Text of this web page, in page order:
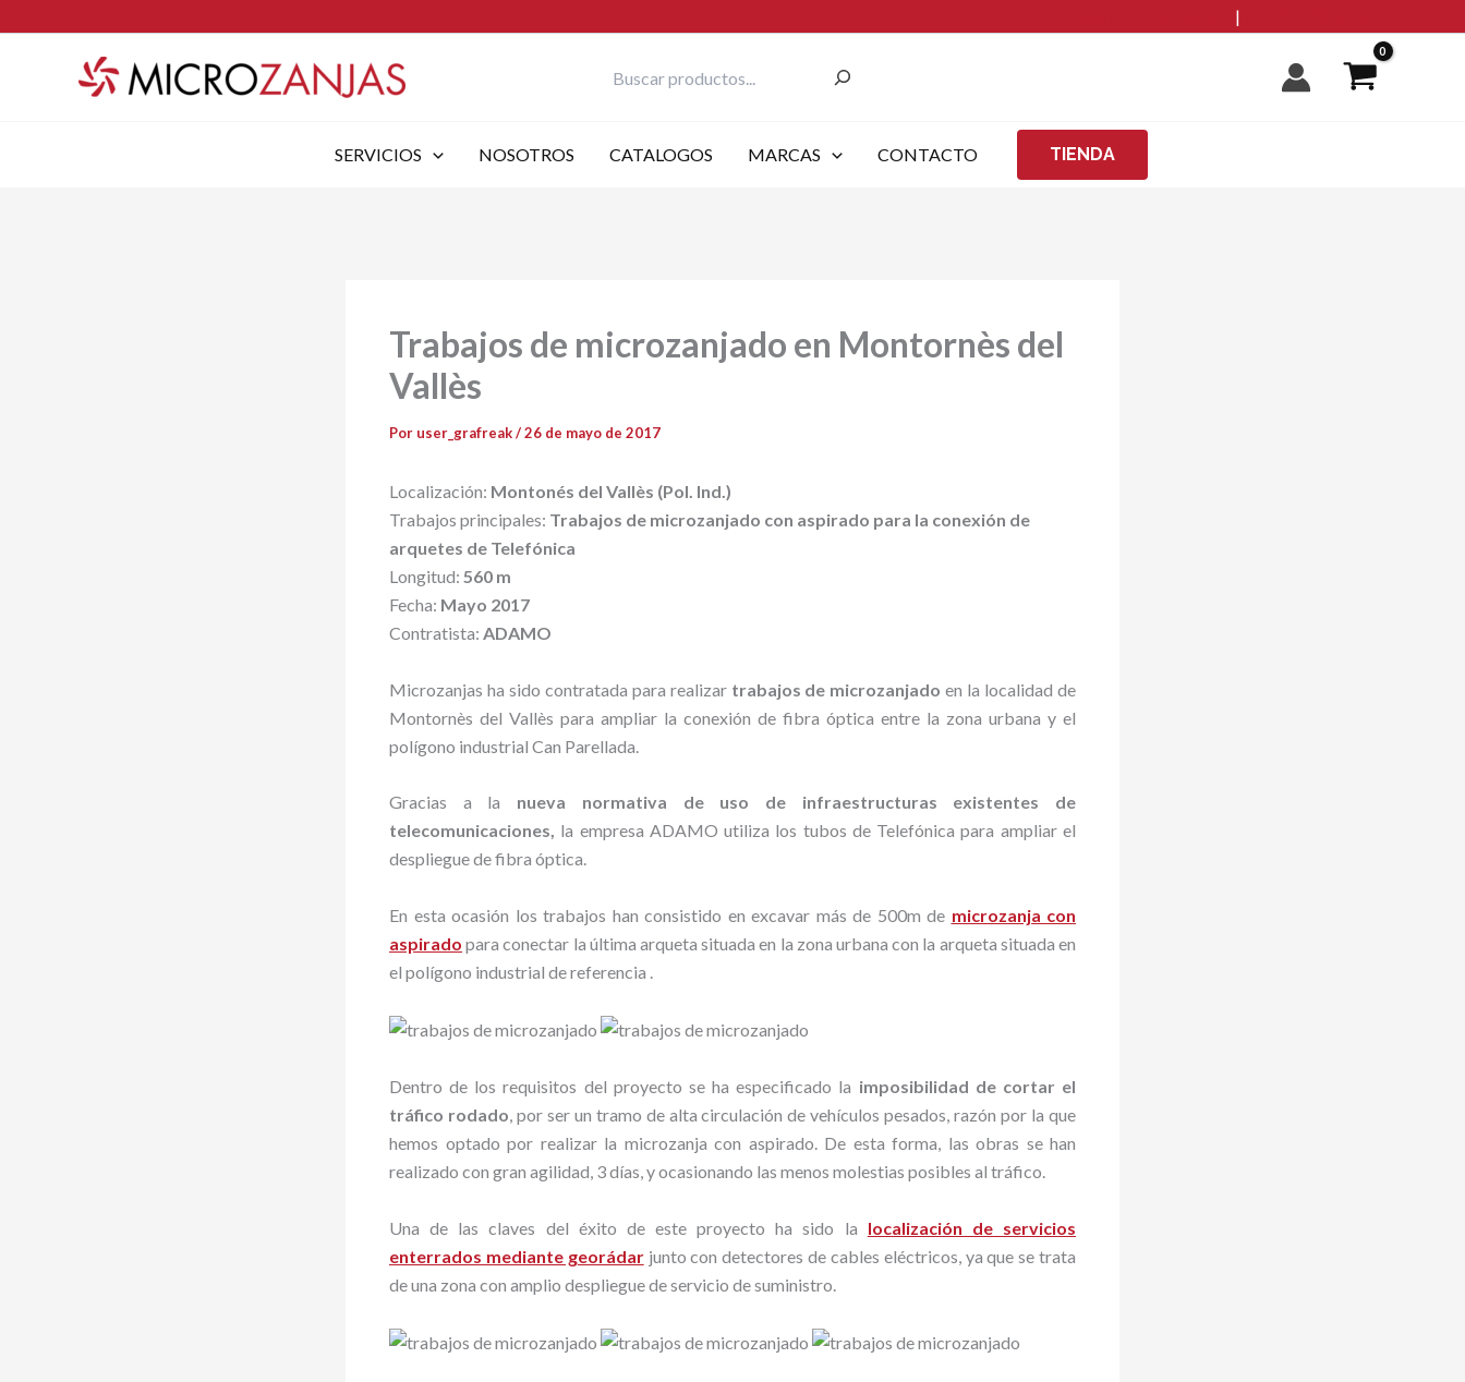
al
|
SERVICIOS NOSOTROS CATALOGOS MARCAS CONTACTO TIENDA
Trabajos de microzanjado en Montornès del
Vallès
Por user_grafreak/26 de mayo de 2017
Localización: Montonés del Vallès (Pol. Ind.)
Trabajos principales: Trabajos de microzanjado con aspirado para la conexión de
arquetes de Telefónica
Longitud: 560 m
Fecha: Mayo 2017
Contratista: ADAMO
Microzanjas ha sido contratada para realizar trabajos de microzanjado en la localidad de
Montornès del Vallès para ampliar la conexión de fibra óptica entre la zona urbana y el
polígono industrial Can Parellada.
Gracias a la nueva normativa de uso de infraestructuras existentes de
telecomunicaciones, la empresa ADAMO utiliza los tubos de Telefónica para ampliar el
despliegue de fibra óptica.
En esta ocasión los trabajos han consistido en excavar más de 500m de microzanja con
aspirado para conectar la última arqueta situada en la zona urbana con la arqueta situada en
el polígono industrial de referencia .
Dentro de los requisitos del proyecto se ha especificado la imposibilidad de cortar el
tráfico rodado, por ser un tramo de alta circulación de vehículos pesados, razón por la que
hemos optado por realizar la microzanja con aspirado. De esta forma, las obras se han
realizado con gran agilidad, 3 días, y ocasionando las menos molestias posibles al tráfico.
Una de las claves del éxito de este proyecto ha sido la localización de servicios
enterrados mediante georádarjunto con detectores de cables eléctricos, ya que se trata
de una zona con amplio despliegue de servicio de suministro.